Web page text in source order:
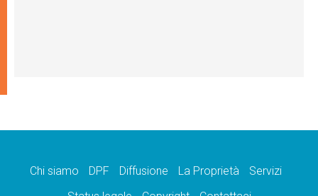
Chi siamo DPF Diffusione La Proprietà
Servizi